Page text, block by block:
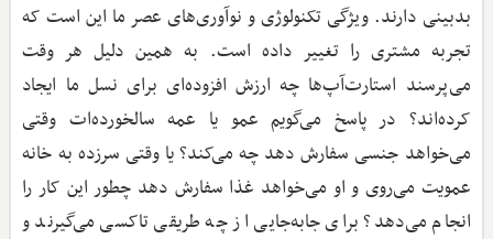
بدبینی دارند. ویژگی تکنولوژی و نوآوری‌های عصر ما این است که
تجربه مشتری را تغییر داده است. به همین دلیل هر وقت
می‌پرسند استارت‌آپ‌ها چه ارزش افزوده‌ای برای نسل ما ایجاد
کرده‌اند؟ در پاسخ می‌گویم عمو یا عمه سالخورده‌ات وقتی
می‌خواهد جنسی سفارش دهد چه می‌کند؟ یا وقتی سرزده به خانه
عمویت می‌روی و او می‌خواهد غذا سفارش دهد چطور این کار را
انجام می‌دهد؟ برای جابه‌جایی از چه طریقی تاکسی می‌گیرند و